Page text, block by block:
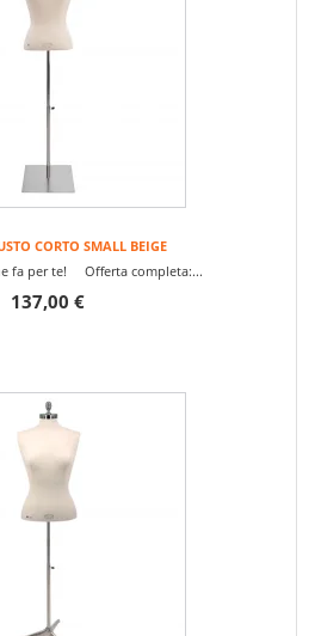
CORTO SMALL BEIGE
fa per te! Offerta completa:...
137,00 €